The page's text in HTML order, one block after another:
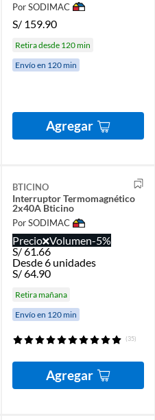
Por SODIMAC
S/ 159.90
Retira desde 120 min
Envío en 120 min
Agregar
BTICINO
Interruptor Termomagnético
2x40A Bticino
Por SODIMAC
Precio Volumen-5%
S/61.66
Desde 6 unidades
S/64.90
Retira mañana
Envío en 120 min
(35)
Agregar